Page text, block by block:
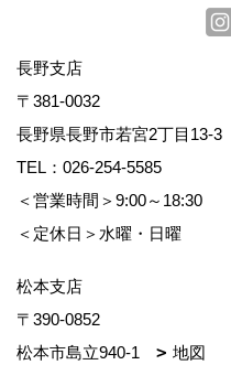
長野支店
〒381-0032
長野県長野市若宮2丁目13-3
TEL： 026-254-5585
＜営業時間＞9:00～18:30
＜定休日＞水曜・日曜
松本支店
〒390-0852
松本市島立940-1
地図